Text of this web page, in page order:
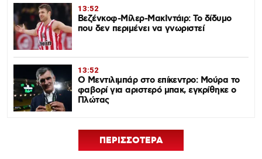
13:52
Βεζένκοφ-Μίλερ-ΜακΙντάιρ: Το δίδυμο
που δεν περιμένει να γνωριστεί
13:52
Ο Μεντιλιμπάρ στο επίκεντρο: Μούρα το
φαβορί για αριστερό μπακ, εγκρίθηκε ο
Πλώτας
ΠΕΡΙΣΣΟΤΕΡΑ